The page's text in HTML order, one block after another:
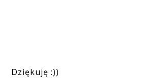
Dziękuję :))